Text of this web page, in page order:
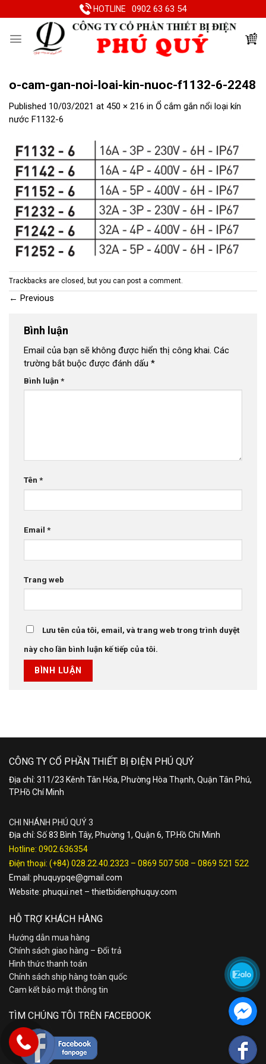
to
HOTLINE 0902 63 63 54
o-cam-gan-noi-loai-kin-nuoc-f1132-6-2248
Published 10/03/2021 at 450 × 216 in Ổ cắm gắn nổi loại kín
nước F1132-6
Trackbacks are closed, but you can post a comment.
← Previous
Bình luận
Email của bạn sẽ không được hiển thị công khai. Các
trường bắt buộc được đánh dấu *
Bình luận *
Tên *
Email *
Trang web
Lưu tên của tôi, email, và trang web trong trình duyệt
này cho lần bình luận kế tiếp của tôi.
CÔNG TY CỔ PHẦN THIẾT BỊ ĐIỆN PHÚ QUÝ
Địa chỉ: 311/23 Kênh Tân Hóa, Phường Hòa Thạnh, Quận Tân Phú,
TP.Hồ Chí Minh
CHI NHÁNH PHÚ QUÝ 3
Địa chỉ: Số 83 Bình Tây, Phường 1, Quận 6, TP.Hồ Chí Minh
Hotline: 0902.636354
Điện thoại: (+84) 028.22.40.2323 – 0869 507 508 – 0869 521 522
Email: phuquypqe@gmail.com
Website: phuqui.net – thietbidienphuquy.com
HỖ TRỢ KHÁCH HÀNG
Hướng dẫn mua hàng
Chính sách giao hàng – Đổi trả
Hình thức thanh toán
Chính sách ship hàng toàn quốc
Cam kết bảo mật thông tin
TÌM CHÚNG TÔI TRÊN FACEBOOK